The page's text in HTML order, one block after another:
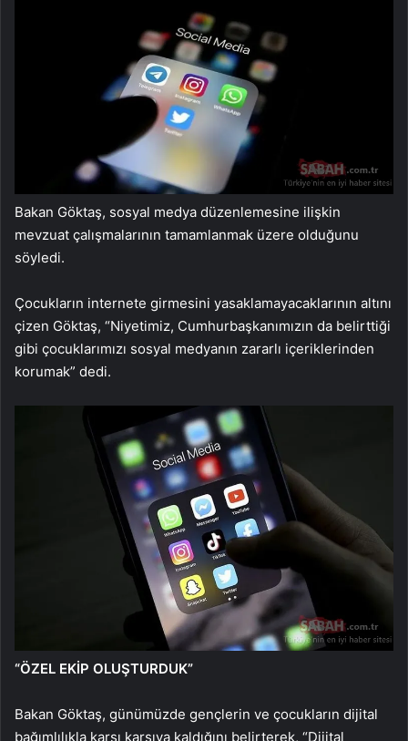
Bakan Göktaş, sosyal medya düzenlemesine ilişkin
mevzuat çalışmalarının tamamlanmak üzere olduğunu
söyledi.
Çocukların internete girmesini yasaklamayacaklarının altını
çizen Göktaş, “Niyetimiz, Cumhurbaşkanımızın da belirttiği
gibi çocuklarımızı sosyal medyanın zararlı içeriklerinden
korumak” dedi.
“ÖZEL EKİP OLUŞTURDUK”
Bakan Göktaş, günümüzde gençlerin ve çocukların dijital
bağımlılıkla karşı karşıya kaldığını belirterek, “Dijital